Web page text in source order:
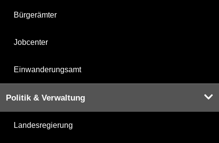
Bürgerämter
Jobcenter
Einwanderungsamt
Politik & Verwaltung
Landesregierung